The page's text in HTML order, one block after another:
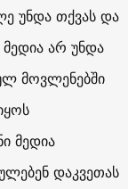
უნდა თქვას და
არ უნდა
მოვლენებში
მედია
დაკვეთას